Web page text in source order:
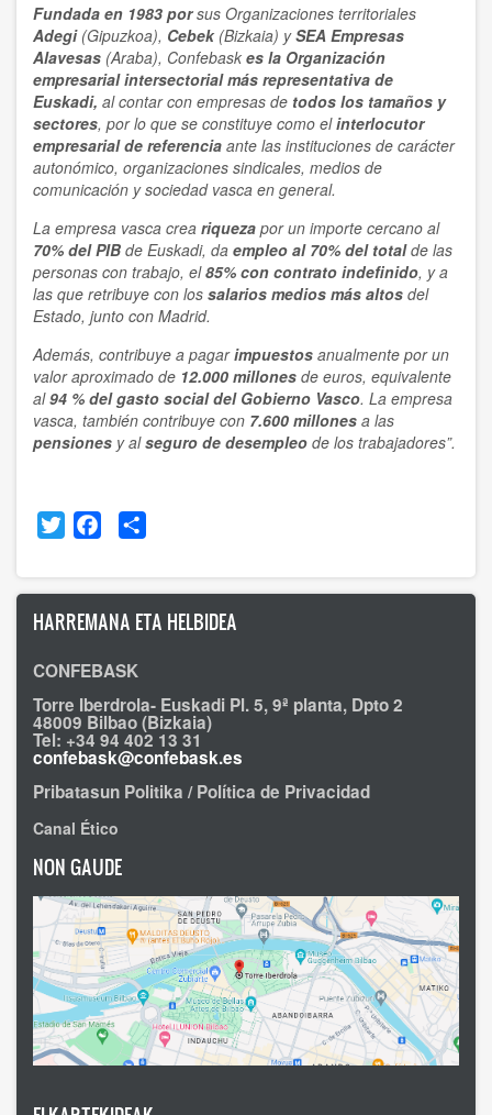
Fundada en 1983 porsus Organizaciones territoriales
Adegi (Gipuzkoa), Cebek(Bizkaia) ySEA Empresas
Alavesas (Araba), Confebask es la Organización
empresarial intersectorial más representativa de
Euskadi, al contar con empresas de todos los tamaños y
sectores, por lo que se constituye como elinterlocutor
empresarial de referencia ante las instituciones de carácter
autonómico, organizaciones sindicales, medios de
comunicación y sociedad vasca en general.
La empresa vasca crea riqueza por un importe cercano al
70% del PIB de Euskadi, da empleo al 70% del totalde las
personas con trabajo, el85% con contrato indefinido, y a
las que retribuye con los salarios medios más altos del
Estado, junto con Madrid.
Además, contribuye a pagarimpuestos anualmente por un
valor aproximado de 12.000 millones de euros, equivalente
al94 % del gasto social del Gobierno Vasco. La empresa
vasca, también contribuye con 7.600 millones a las
pensiones y alseguro de desempleo de los trabajadores”.
Twitter Facebook
HARREMANA ETA HELBIDEA
CONFEBASK
Torre Iberdrola- Euskadi Pl. 5, 9ª planta, Dpto 2
48009 Bilbao (Bizkaia)
Tel: +34 94 402 13 31
confebask@confebask.es
Pribatasun Politika / Política de Privacidad
Canal Ético
NON GAUDE